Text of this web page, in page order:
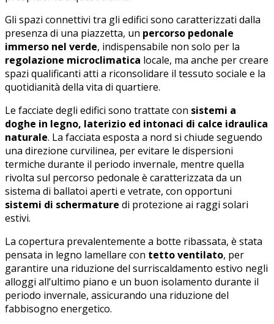
Gli spazi connettivi tra gli edifici sono caratterizzati dalla
presenza di una piazzetta, un percorso pedonale
immerso nel verde, indispensabile non solo per la
regolazione microclimatica locale, ma anche per creare
spazi qualificanti atti a riconsolidare il tessuto sociale e la
quotidianità della vita di quartiere.
Le facciate degli edifici sono trattate con sistemi a
doghe in legno, laterizio ed intonaci di calce idraulica
naturale. La facciata esposta a nord si chiude seguendo
una direzione curvilinea, per evitare le dispersioni
termiche durante il periodo invernale, mentre quella
rivolta sul percorso pedonale è caratterizzata da un
sistema di ballatoi aperti e vetrate, con opportuni
sistemi di schermature di protezione ai raggi solari
estivi.
La copertura prevalentemente a botte ribassata, è stata
pensata in legno lamellare con tetto ventilato, per
garantire una riduzione del surriscaldamento estivo negli
alloggi all’ultimo piano e un buon isolamento durante il
periodo invernale, assicurando una riduzione del
fabbisogno energetico.